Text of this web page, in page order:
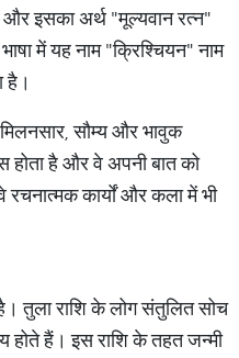
और इसका अर्थ "मूल्यवान रत्न"
में यह नाम "क्रिश्चियन" नाम
है।
सौम्य और भावुक
होता है और वे अपनी बात को
कार्यों और कला में भी
तुला राशि के लोग संतुलित सोच
होते हैं। इस राशि के तहत जन्मी